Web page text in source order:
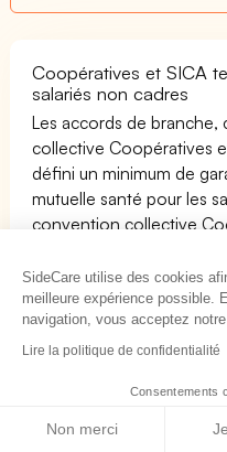
Coopératives et SICA
salariés non cadres
Les accords de
collective Coopératives
défini un minimum de
mutuelle santé pour les
convention collective
aux salariés non cadres
collective respectant les
la convention collective
Coopératives et SICA
salariés cadres
Les accords de
collective Coopératives
SideCare utilise des cookies
meilleure expérience possible.
navigation, vous acceptez notre
Lire la politique de confidentialité
Consentements
Non merci